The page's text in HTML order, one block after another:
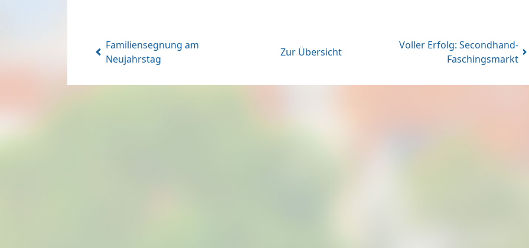
Familiensegnung am
Neujahrstag
Zur Übersicht
Voller Erfolg: Secondhand-
Faschingsmarkt